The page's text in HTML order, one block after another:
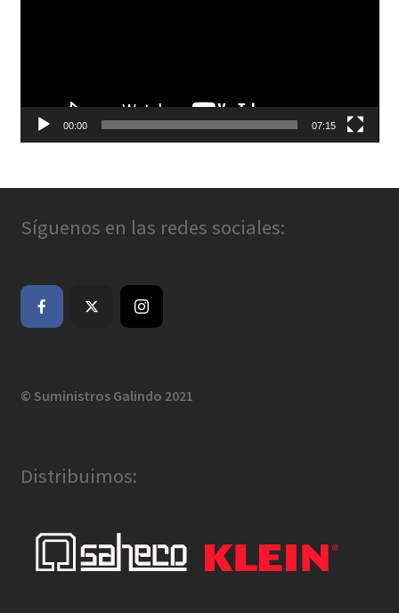
00:00 07:15
Síguenos en las redes sociales:
© Suministros Galindo 2021
Distribuimos: